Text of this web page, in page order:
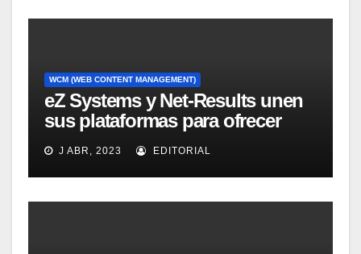
WCM (WEB CONTENT MANAGEMENT)
eZ Systems y Net-Results unen
sus plataformas para ofrecer
solución mejorada de gestión
del customer experience
J ABR, 2023 EDITORIAL